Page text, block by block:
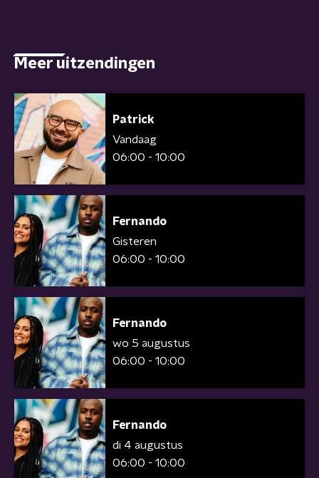
Meer uitzendingen
Patrick
Vandaag
06:00 - 10:00
Fernando
Gisteren
06:00 - 10:00
Fernando
wo 5 augustus
06:00 - 10:00
Fernando
di 4 augustus
06:00 - 10:00